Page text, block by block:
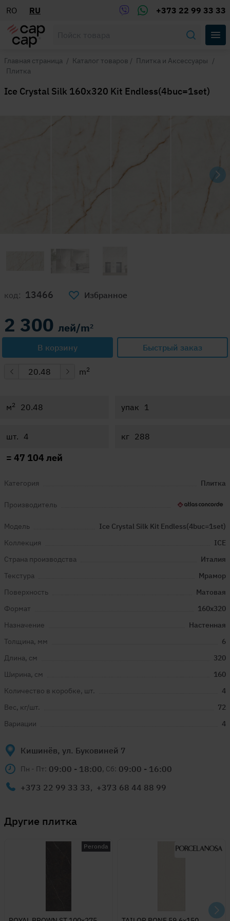
RO RU +373 22 99 33 33
Главная страница / Каталог товаров / Плитка и Аксессуары /
Плитка
Ice Crystal Silk 160x320 Kit Endless(4buc=1set)
код: 13466 Избранное
2 300 лей/m2
В корзину Быстрый заказ
m2
м2 упак
шт. кг
= 47 104 лей
Категория Плитка
Производитель
Модель
Ice Crystal Silk Kit Endless(4buc=1set)
Коллекция
ICE
Страна производства
Италия
Текстура
Мрамор
Поверхность
Матовая
Формат
160x320
Назначение
Настенная
Толщина, мм
6
Длина, см
320
Ширина, см
160
Количество в коробке, шт.
4
Вес, кг/шт.
72
Вариации
4
Кишинёв, ул. Буковиней 7
Пн - Пт: 09:00 - 18:00, Сб: 09:00 - 16:00
+373 22 99 33 33, +373 68 44 88 99
Другие плитка
Peronda